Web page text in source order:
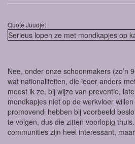
Quote Juudje:
Serieus lopen ze met mondkapjes op
Nee, onder onze schoonmakers (zo’n
wat nationaliteiten, die ieder anders
moest ik ze, bij wijze van preventie,
mondkapjes niet op de werkvloer
promovendi hebben bij voorbeeld
te volgen, dus die zitten voorlopig
communities zijn heel interessant,